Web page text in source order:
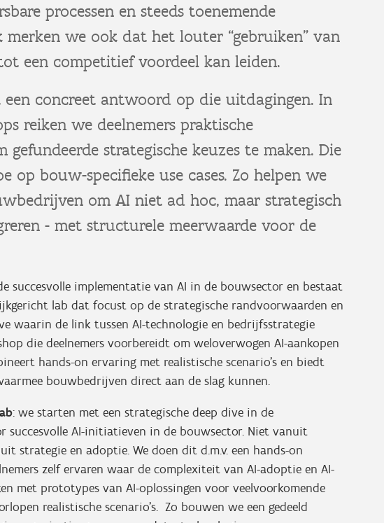
processen en steeds toenemende
merken we ook dat het louter “gebruiken” van
een competitief voordeel kan leiden.
concreet antwoord op die uitdagingen. In
reiken we deelnemers praktische
strategische keuzes te maken. Die
op bouw-specifieke use cases. Zo helpen we
om AI niet ad hoc, maar strategisch
- met structurele meerwaarde voor de
succesvolle implementatie van AI in de bouwsector en bestaat
lab dat focust op de strategische randvoorwaarden en
waarin de link tussen AI-technologie en bedrijfsstrategie
die deelnemers voorbereidt om weloverwogen AI-aankopen
hands-on ervaring met realistische scenario's en biedt
bouwbedrijven direct aan de slag kunnen.
: we starten met een strategische deep dive in de
succesvolle AI-initiatieven in de bouwsector. Niet vanuit
strategie en adoptie. We doen dit d.m.v. een hands-on
zelf ervaren waar de complexiteit van AI-adoptie en AI-
met prototypes van AI-oplossingen voor veelvoorkomende
realistische scenario's. Zo bouwen we een gedeeld